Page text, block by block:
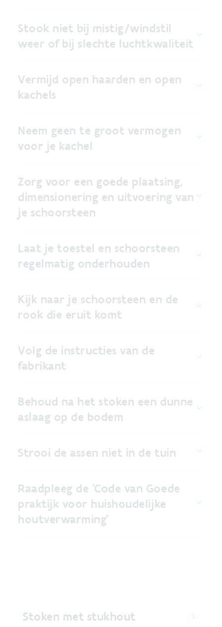
Stook niet bij mistig/windstil
weer of bij slechte luchtkwaliteit
Vermijd open haarden en open
kachels
Neem geen te groot vermogen
voor je kachel
Zorg voor een goede plaatsing,
dimensionering en uitvoering van
je schoorsteen
Laat je toestel en schoorsteen
regelmatig onderhouden
Kijk naar je schoorsteen en de
rook die eruit komt
Volg de instructies van de
fabrikant
Behoud na het stoken een dunne
aslaag op de bodem
Strooi de assen niet in de tuin
Raadpleeg de 'Code van Goede
praktijk voor huishoudelijke
houtverwarming'
Stoken met stukhout